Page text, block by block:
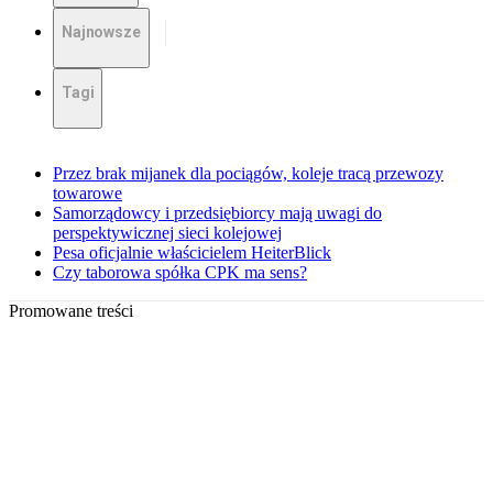
Najnowsze
Tagi
Przez brak mijanek dla pociągów, koleje tracą przewozy
towarowe
Samorządowcy i przedsiębiorcy mają uwagi do
perspektywicznej sieci kolejowej
Pesa oficjalnie właścicielem HeiterBlick
Czy taborowa spółka CPK ma sens?
Promowane treści